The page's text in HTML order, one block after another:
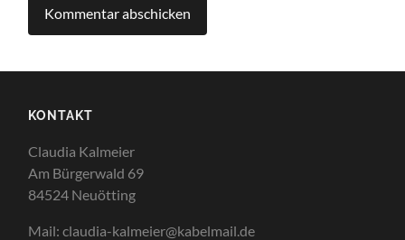
KONTAKT
Claudia Kalmeier
Am Bürgerwald 69
84524 Neuötting
Mail: claudia-kalmeier@kabelmail.de